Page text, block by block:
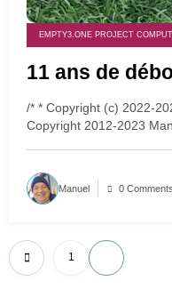
EMPTY3.ONE PROJECT
11 ans de
/* * Copyright (c) 2022-
Copyright 2012-2023
Manuel 0 Comments
Posts
pagination
1